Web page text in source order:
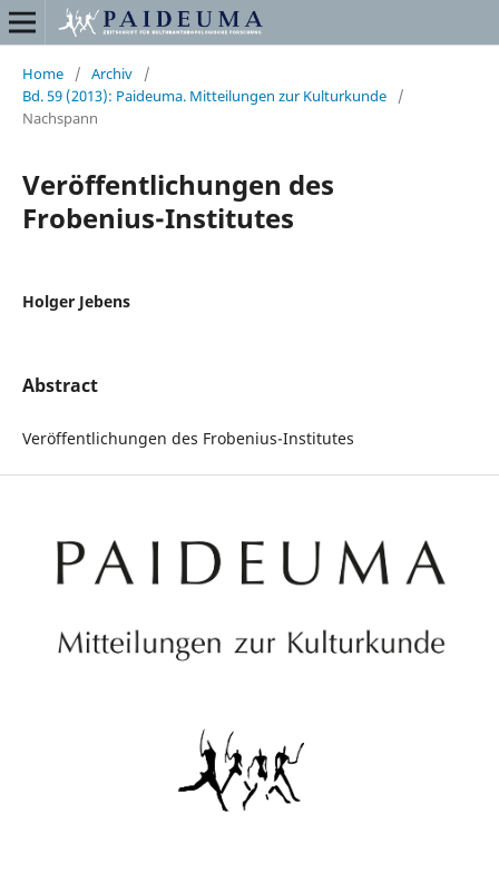
Home / Archiv
/
Bd. 59 (2013): Paideuma. Mitteilungen zur Kulturkunde
/
Nachspann
Veröffentlichungen des
Frobenius-Institutes
Holger Jebens
Abstract
Veröffentlichungen des Frobenius-Institutes